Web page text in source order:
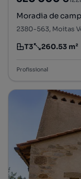
Moradia de
2380-563, Moitas
Tipologia
T3
Preço por metro
260.53 m²
Profissional